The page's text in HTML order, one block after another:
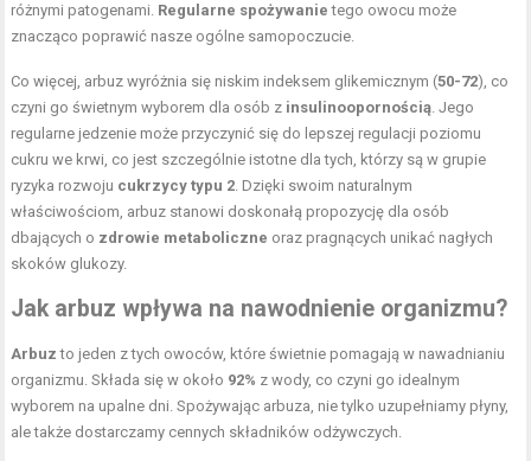
różnymi patogenami. Regularne spożywanie tego owocu może
znacząco poprawić nasze ogólne samopoczucie.
Co więcej, arbuz wyróżnia się niskim indeksem glikemicznym (50-72), co
czyni go świetnym wyborem dla osób z insulinoopornością. Jego
regularne jedzenie może przyczynić się do lepszej regulacji poziomu
cukru we krwi, co jest szczególnie istotne dla tych, którzy są w grupie
ryzyka rozwoju cukrzycy typu 2. Dzięki swoim naturalnym
właściwościom, arbuz stanowi doskonałą propozycję dla osób
dbających o zdrowie metaboliczne oraz pragnących unikać nagłych
skoków glukozy.
Jak arbuz wpływa na nawodnienie organizmu?
Arbuz to jeden z tych owoców, które świetnie pomagają w nawadnianiu
organizmu. Składa się w około 92% z wody, co czyni go idealnym
wyborem na upalne dni. Spożywając arbuza, nie tylko uzupełniamy płyny,
ale także dostarczamy cennych składników odżywczych.